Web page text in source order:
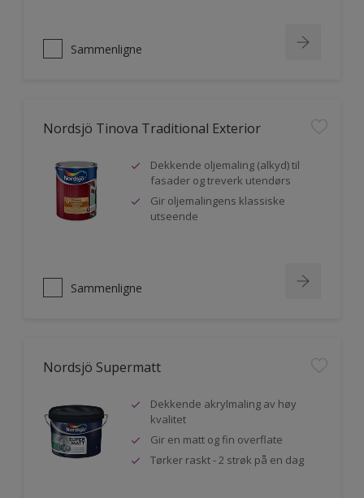
Sammenligne
Nordsjö Tinova Traditional Exterior
Dekkende oljemaling (alkyd) til
fasader og treverk utendørs
Gir oljemalingens klassiske
utseende
Sammenligne
Nordsjö Supermatt
Dekkende akrylmaling av høy
kvalitet
Gir en matt og fin overflate
Tørker raskt - 2 strøk på en dag